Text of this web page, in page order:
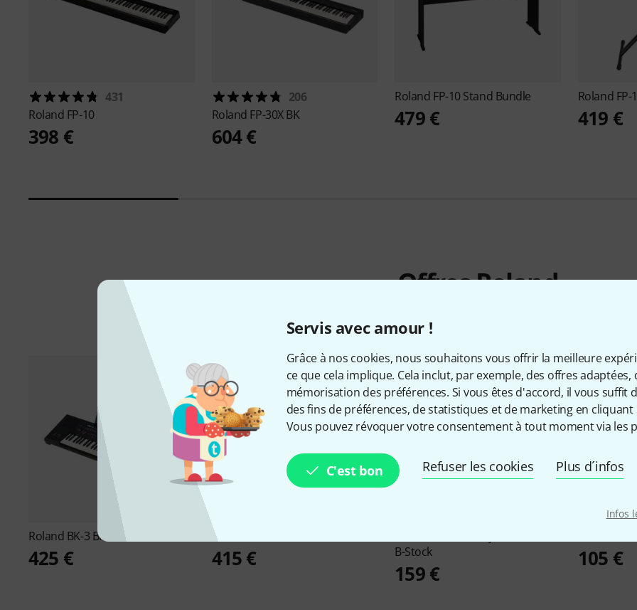
Servis avec amour !
Grâce à nos cookies, nous souhaitons vous offrir la meilleure
ce que cela implique. Cela inclut, par exemple, des offres
mémorisation des préférences. Si vous êtes d'accord, il vous suffit
des fins de préférences, de statistiques et de marketing en
Vous pouvez révoquer votre consentement à tout moment via les
C'est bon Refuser les cookies Plus d´infos
Infos
431
Roland FP-10
398 €
206
Roland FP-30X BK
604 €
Roland FP-10 Stand Bundle
479 €
Roland FP-
419 €
Offres Roland
Destockage
Roland BK-3 BK B-Stock
425 €
Roland
415 €
B-Stock
159 €
105 €